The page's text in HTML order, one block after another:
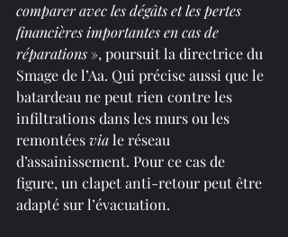
comparer avec les dégâts et les pertes
financières importantes en cas de
réparations », poursuit la directrice du
Smage de l’Aa. Qui précise aussi que le
batardeau ne peut rien contre les
infiltrations dans les murs ou les
remontées via le réseau
d’assainissement. Pour ce cas de
figure, un clapet anti-retour peut être
adapté sur l’évacuation.